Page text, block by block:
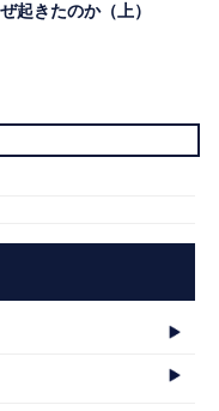
起きたのか（上）